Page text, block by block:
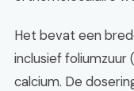
Het bevat een
inclusief foliumzuur
calcium. De